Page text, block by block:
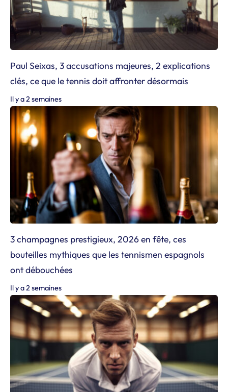
Paul Seixas, 3 accusations majeures, 2 explications
clés, ce que le tennis doit affronter désormais
Il y a 2 semaines
3 champagnes prestigieux, 2026 en fête, ces
bouteilles mythiques que les tennismen espagnols
ont débouchées
Il y a 2 semaines